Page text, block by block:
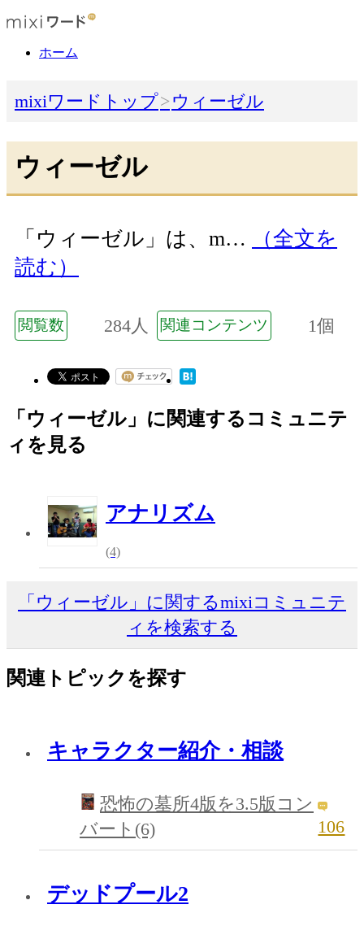
ホーム
mixiワードトップ ウィーゼル
ウィーゼル
「ウィーゼル」は、m…
（全文を
読む）
閲覧数 284人 関連コンテンツ 1個
「ウィーゼル」に関連するコミュニテ
ィを見る
アナリズム
(4)
「ウィーゼル」に関するmixiコミュニテ
ィを検索する
関連トピックを探す
キャラクター紹介・相談
恐怖の墓所4版を3.5版コン
バート(6)
106
デッドプール2